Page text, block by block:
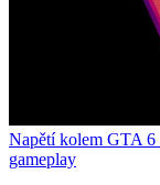
Napětí kolem GTA 6
gameplay